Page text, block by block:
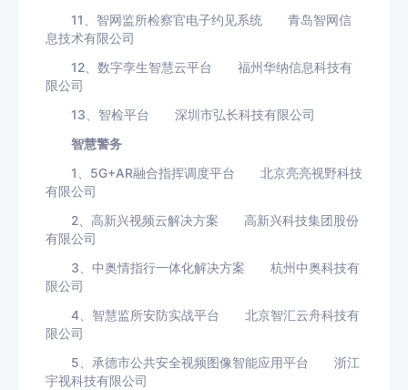
11、智网监所检察官电子约见系统 青岛智网信
息技术有限公司
12、数字孪生智慧云平台 福州华纳信息科技有
限公司
13、智检平台 深圳市弘长科技有限公司
智慧警务
1、5G+AR融合指挥调度平台 北京亮亮视野科技
有限公司
2、高新兴视频云解决方案 高新兴科技集团股份
有限公司
3、中奥情指行一体化解决方案 杭州中奥科技有
限公司
4、智慧监所安防实战平台 北京智汇云舟科技有
限公司
5、承德市公共安全视频图像智能应用平台 浙江
宇视科技有限公司